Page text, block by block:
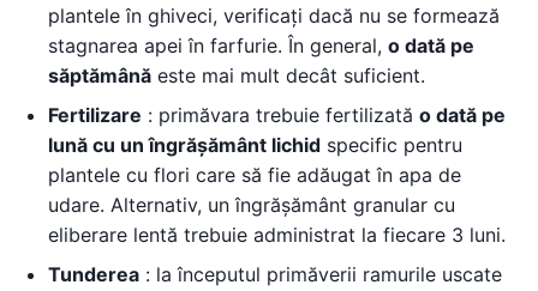
plantele în ghiveci, verificați dacă nu se formează
stagnarea apei în farfurie. În general, o dată pe
săptămână este mai mult decât suficient.
Fertilizare : primăvara trebuie fertilizată o dată pe
lună cu un îngrășământ lichid specific pentru
plantele cu flori care să fie adăugat în apa de
udare. Alternativ, un îngrășământ granular cu
eliberare lentă trebuie administrat la fiecare 3 luni.
Tunderea : la începutul primăverii ramurile uscate